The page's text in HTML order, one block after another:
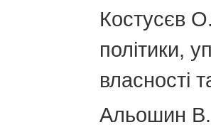
Костусєв
політики,
власності
Альошин